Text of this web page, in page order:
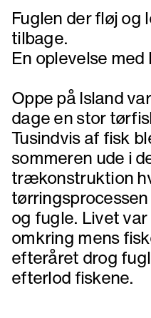
Fuglen der fløj og
tilbage.
En oplevelse
Oppe på Island
dage en stor
Tusindvis af fisk
sommeren ude i
trækonstruktion
og fugle. Livet
omkring mens
efteråret drog
efterlod fiskene.